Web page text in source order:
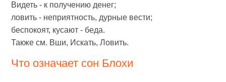
Видеть - к получению денег;
ловить - неприятность, дурные вести;
беспокоят, кусают - беда.
Также см. Вши, Искать, Ловить.
Что означает сон Блохи